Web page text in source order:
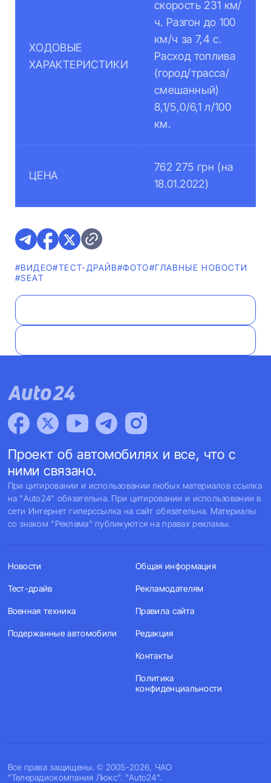
ХОДОВЫЕ
ХАРАКТЕРИСТИКИ
скорость 231 км/
ч. Разгон до 100
км/ч за 7,4 с.
Расход топлива
(город/трасса/
смешанный)
8,1/5,0/6,1 л/100
км.
ЦЕНА
762 275 грн (на
18.01.2022)
#ВИДЕО#ТЕСТ-ДРАЙВ#ФОТО#ГЛАВНЫЕ НОВОСТИ
#SEAT
Проект об автомобилях и все, что с
ними связано.
При цитировании и использовании любых материалов ссылка
на "Auto24" обязательна. При цитировании и использовании в
сети Интернет гиперссылка на сайт обязательна. Материалы
со знаком "Реклама" публикуются на правах рекламы.
Все права защищены. © 2005-2026, ЧАО
"Телерадиокомпания Люкс". "Auto24".
Новости
Тест-драйв
Военная техника
Подержанные автомобили
Общая информация
Рекламодателям
Правила сайта
Редакция
Контакты
Политика
конфиденциальности